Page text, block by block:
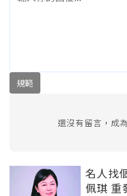
規範
還沒有留言，成
名人找
佩琪 重